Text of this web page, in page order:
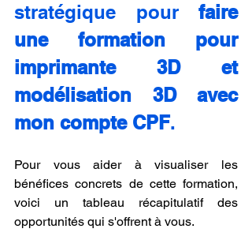
stratégique pour faire
une formation pour
imprimante 3D et
modélisation 3D avec
mon compte CPF.
Pour vous aider à visualiser les
bénéfices concrets de cette formation,
voici un tableau récapitulatif des
opportunités qui s'offrent à vous.